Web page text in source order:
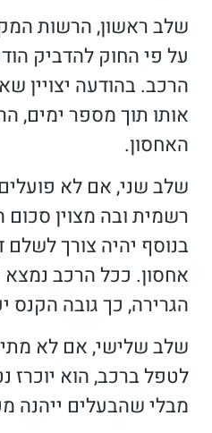
שלב ראשון, הרשות
על פי החוק להדביק
הרכב. בהודעה יצויין
אותו תוך מספר ימים,
האחסון.
שלב שני, אם לא
רשמית ובה מצוין
בנוסף יהיה צורך לשלם
אחסון. ככל הרכב נמצא
הגרירה, כך גובה הקנס
שלב שלישי, אם לא
לטפל ברכב, הוא יוכרז
מבלי שהבעלים ייהנה